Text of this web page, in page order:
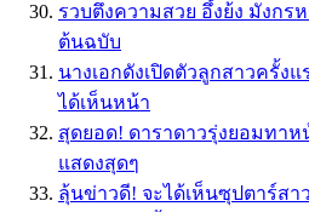
รวบตึงความสวย อึ้งย้ง มังกร
ต้นฉบับ
นางเอกดังเปิดตัวลูกสาวครั้ง
ได้เห็นหน้า
สุดยอด! ดาราดาวรุ่งยอมทาห
แสดงสุดๆ
ลุ้นข่าวดี! จะได้เห็นซุปตาร์ส